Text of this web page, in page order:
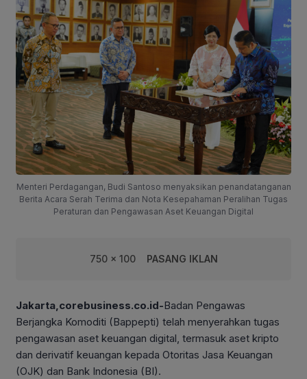
Menteri Perdagangan, Budi Santoso menyaksikan penandatanganan
Berita Acara Serah Terima dan Nota Kesepahaman Peralihan Tugas
Peraturan dan Pengawasan Aset Keuangan Digital
750 x 100 PASANG IKLAN
Jakarta,corebusiness.co.id-Badan Pengawas
Berjangka Komoditi (Bappepti) telah menyerahkan tugas
pengawasan aset keuangan digital, termasuk aset kripto
dan derivatif keuangan kepada Otoritas Jasa Keuangan
(OJK) dan Bank Indonesia (BI).